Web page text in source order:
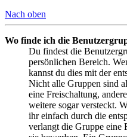
Nach oben
Wo finde ich die
Du findest die
persönlichen Bereich.
kannst du dies mit der
Nicht alle Gruppen sind
eine Freischaltung,
weitere sogar versteckt.
ihr einfach durch die
verlangt die Gruppe eine